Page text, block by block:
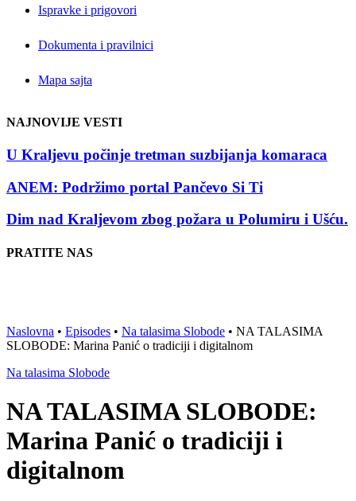
Ispravke i prigovori
Dokumenta i pravilnici
Mapa sajta
NAJNOVIJE VESTI
U Kraljevu počinje tretman suzbijanja komaraca
ANEM: Podržimo portal Pančevo Si Ti
Dim nad Kraljevom zbog požara u Polumiru i Ušću.
PRATITE NAS
Naslovna • Episodes • Na talasima Slobode • NA TALASIMA
SLOBODE: Marina Panić o tradiciji i digitalnom
Na talasima Slobode
NA TALASIMA SLOBODE:
Marina Panić o tradiciji i
digitalnom